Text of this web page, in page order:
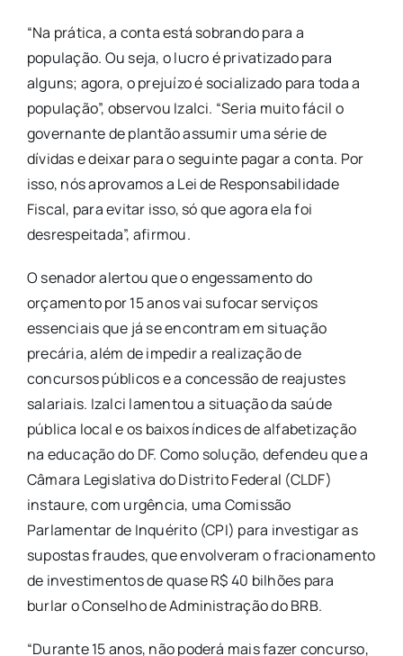
“Na prática, a conta está sobrando para a
população. Ou seja, o lucro é privatizado para
alguns; agora, o prejuízo é socializado para toda a
população”, observou Izalci. “Seria muito fácil o
governante de plantão assumir uma série de
dívidas e deixar para o seguinte pagar a conta. Por
isso, nós aprovamos a Lei de Responsabilidade
Fiscal, para evitar isso, só que agora ela foi
desrespeitada”, afirmou.
O senador alertou que o engessamento do
orçamento por 15 anos vai sufocar serviços
essenciais que já se encontram em situação
precária, além de impedir a realização de
concursos públicos e a concessão de reajustes
salariais. Izalci lamentou a situação da saúde
pública local e os baixos índices de alfabetização
na educação do DF. Como solução, defendeu que a
Câmara Legislativa do Distrito Federal (CLDF)
instaure, com urgência, uma Comissão
Parlamentar de Inquérito (CPI) para investigar as
supostas fraudes, que envolveram o fracionamento
de investimentos de quase R$ 40 bilhões para
burlar o Conselho de Administração do BRB.
“Durante 15 anos, não poderá mais fazer concurso,